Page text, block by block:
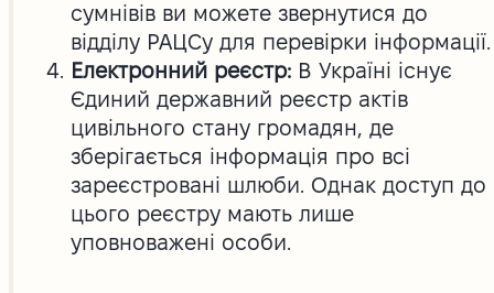
сумнівів ви можете звернутися до
відділу РАЦСу для перевірки інформації.
Електронний реєстр:В Україні існує
Єдиний державний реєстр актів
цивільного стану громадян, де
зберігається інформація про всі
зареєстровані шлюби. Однак доступ до
цього реєстру мають лише
уповноважені особи.